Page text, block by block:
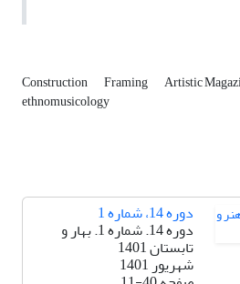
Construction Framing Artistic
ethnomusicology
دوره 14، شماره 1
دوره 14. شماره 1. بهار و
تابستان 1401
شهریور 1401